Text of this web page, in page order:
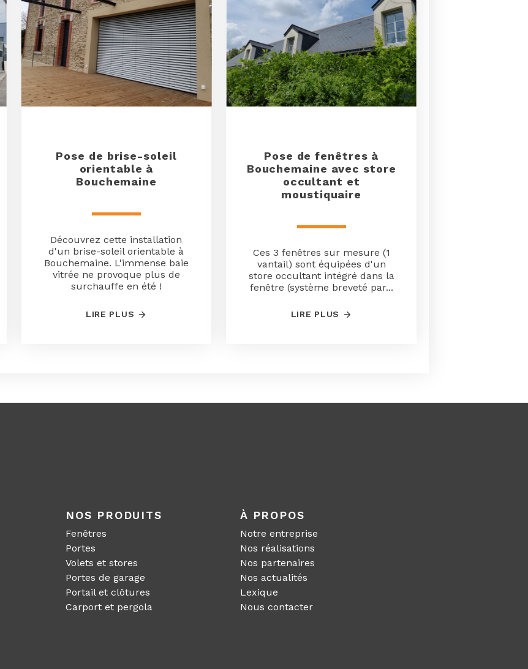
Pose de brise-soleil
orientable à
Bouchemaine
Découvrez cette installation
d'un brise-soleil orientable à
Bouchemaine. L'immense baie
vitrée ne provoque plus de
surchauffe en été !
LIRE PLUS
Pose de fenêtres à
Bouchemaine avec store
occultant et
moustiquaire
Ces 3 fenêtres sur mesure (1
vantail) sont équipées d'un
store occultant intégré dans la
fenêtre (système breveté par...
LIRE PLUS
NOS PRODUITS
Fenêtres
Portes
Volets et stores
Portes de garage
Portail et clôtures
Carport et pergola
À PROPOS
Notre entreprise
Nos réalisations
Nos partenaires
Nos actualités
Lexique
Nous contacter